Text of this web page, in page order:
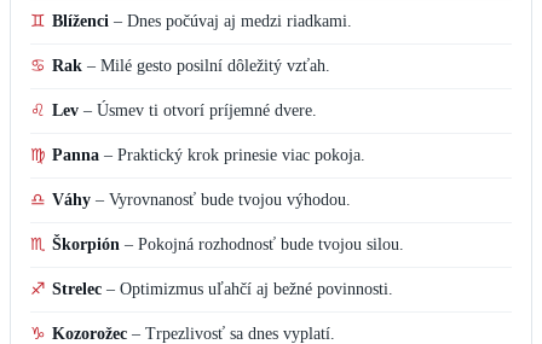
♊ Blíženci – Dnes počúvaj aj medzi riadkami.
♋ Rak – Milé gesto posilní dôležitý vzťah.
♌ Lev – Úsmev ti otvorí príjemné dvere.
♍ Panna – Praktický krok prinesie viac pokoja.
♎ Váhy – Vyrovnanosť bude tvojou výhodou.
♏ Škorpión – Pokojná rozhodnosť bude tvojou silou.
♐ Strelec – Optimizmus uľahčí aj bežné povinnosti.
♑ Kozorožec – Trpezlivosť sa dnes vyplatí.